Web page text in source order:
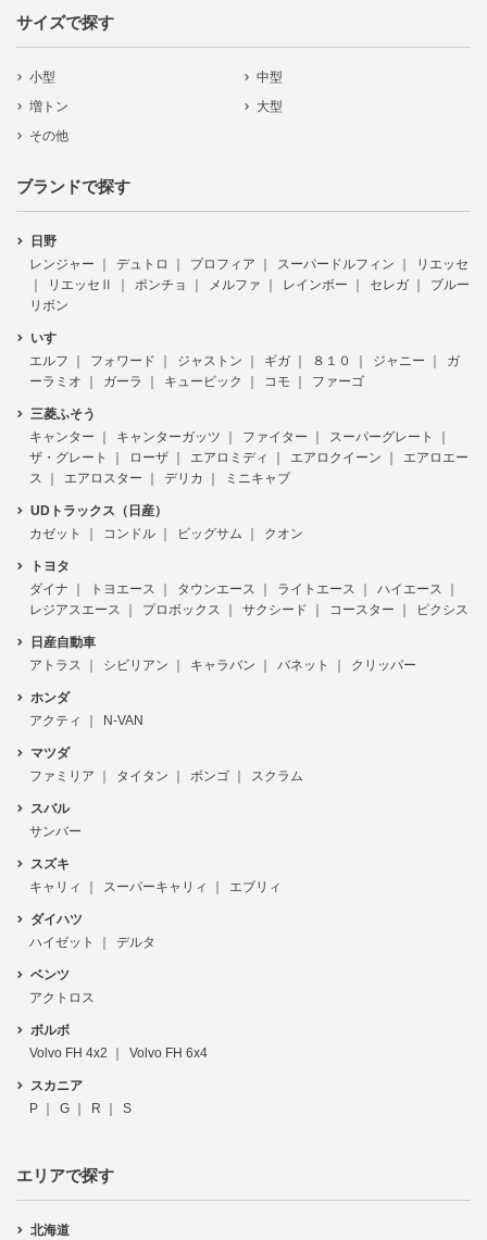
サイズで探す
小型
中型
増トン
大型
その他
ブランドで探す
日野
レンジャー
デュトロ プロフィア スーパードルフィン
リエッセ
リエッセⅡ
ポンチョ メルファ レインボー セレガ
ブルー
リボン
いすゞ
エルフ
フォワード ジャストン ギガ ８１０ ジャニー
ガ
ーラミオ
ガーラ キュービック コモ ファーゴ
三菱ふそう
キャンター
キャンターガッツ ファイター
スーパーグレート
ザ・グレート
ローザ エアロミディ エアロクイーン
エアロエー
ス
エアロスター デリカ ミニキャブ
UDトラックス（日産）
カゼット
コンドル ビッグサム クオン
トヨタ
ダイナ
トヨエース タウンエース ライトエース
ハイエース
レジアスエース
プロボックス サクシード コースター ピクシス
日産自動車
アトラス
シビリアン キャラバン バネット クリッパー
ホンダ
アクティ
N-VAN
マツダ
ファミリア
タイタン ボンゴ スクラム
スバル
サンバー
スズキ
キャリィ
スーパーキャリィ エブリィ
ダイハツ
ハイゼット
デルタ
ベンツ
アクトロス
ボルボ
Volvo FH 4x2
Volvo FH 6x4
スカニア
P
G R S
エリアで探す
北海道